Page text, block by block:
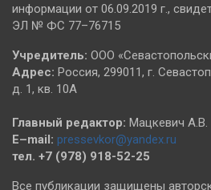
информации от 06.09.2019 г.,
ЭЛ № ФС 77–76715
Учредитель: ООО
Адрес: Россия, 299011, г.
д. 1, кв. 10А
Главный редактор: Мацкевич А.В.
E–mail: pressevkor@yandex.ru
тел. +7 (978) 918-52-25
Все публикации защищены